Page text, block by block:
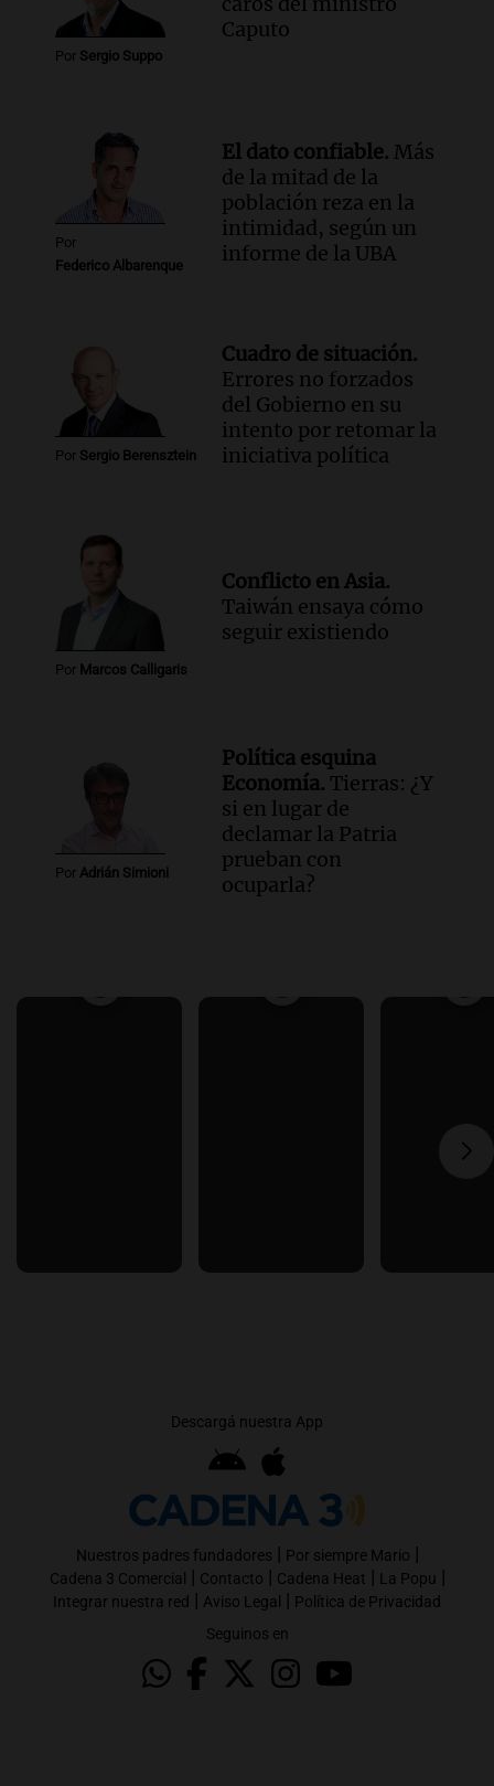
Audio.
Altas Cumbres: rescataron a una
cabra que llevaba ocho días atrapada en
Episodios
Audio.Chile planteó mejorar la
conectividad fronteriza, aérea y digital
con Jujuy
Panorama Federal
Episodios
Por Sergio Suppo
Caputo
Por
Federico Albarenque
El dato confiable. Más
de la mitad de la
población reza en la
intimidad, según un
informe de la UBA
Por Sergio Berensztein
Cuadro de situación.
Errores no forzados
del Gobierno en su
intento por retomar la
iniciativa política
Por Marcos Calligaris
Conflicto en Asia.
Taiwán ensaya cómo
seguir existiendo
Por Adrián Simioni
Política esquina
Economía. Tierras: ¿Y
si en lugar de
declamar la Patria
prueban con
ocuparla?
Descargá nuestra App
Nuestros padres fundadores | Por siempre Mario |
Cadena 3 Comercial | Contacto | Cadena Heat | La Popu |
Integrar nuestra red | Aviso Legal | Política de Privacidad
Seguinos en